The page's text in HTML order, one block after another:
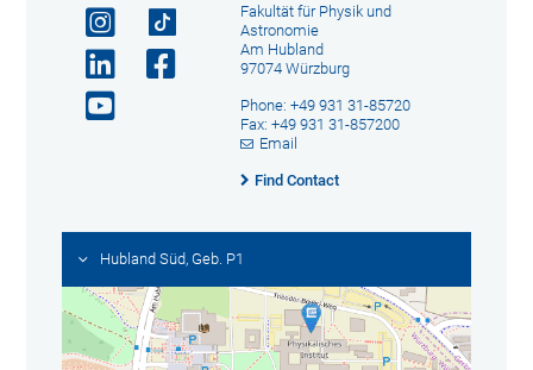
Fakultät für Physik und
Astronomie
Am Hubland
97074 Würzburg
Phone: +49 931 31-85720
Fax: +49 931 31-857200
Email
Find Contact
Hubland Süd, Geb. P1